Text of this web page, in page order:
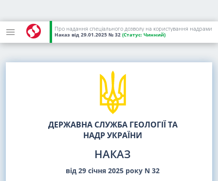
Про надання спеціального дозволу на користування надрами
Наказ від 29.01.2025 № 32 (Статус: Чинний)
ДЕРЖАВНА СЛУЖБА ГЕОЛОГІЇ ТА
НАДР УКРАЇНИ
НАКАЗ
від 29 січня 2025 року N 32